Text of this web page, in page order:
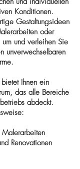
Konditionen.
Gestaltungsideen
oder
um und verleihen Sie
unverwechselbaren
Ihnen ein
das alle Bereiche
abdeckt.
Renovationen